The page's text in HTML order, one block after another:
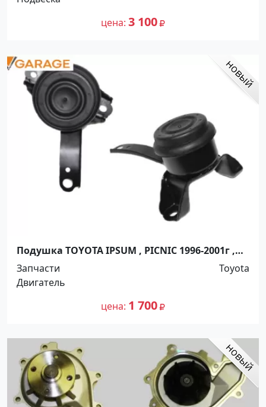
цена 3 100
Подушка TOYOTA IPSUM , PICNIC 1996-2001г ,
NADIA 1998-2003г , GAIA 1998-2004г Краснодар
Запчасти
Toyota
Двигатель
цена 1 700